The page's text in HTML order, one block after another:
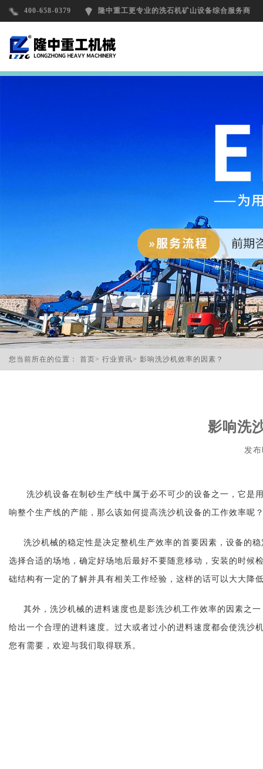
400-658-0379 隆中重工更专业的洗石机矿山设备综合服务商
您当前所在的位置： 首页> 行业资讯> 影响洗沙机效率的因素？
影响洗
发
洗沙机设备在制砂生产线中属于必不可少的设备之一，它是
响整个生产线的产能，那么该如何提高洗沙机设备的工作效率呢
洗沙机械的稳定性是决定整机生产效率的首要因素，设备的
选择合适的场地，确定好场地后最好不要随意移动，安装的时候
础结构有一定的了解并具有相关工作经验，这样的话可以大大降
其外，洗沙机械的进料速度也是影洗沙机工作效率的因素之
给出一个合理的进料速度。过大或者过小的进料速度都会使洗沙
您有需要，欢迎与我们取得联系。